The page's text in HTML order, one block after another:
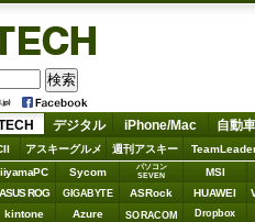
デジタル iPhone/Mac 自動車
アスキーグルメ 週刊アスキー
iiyamaPC Sycom
パソコン
SEVEN
MSI
ASUS ROG GIGABYTE ASRock HUAWEI
kintone Azure SORACOM Dropbox